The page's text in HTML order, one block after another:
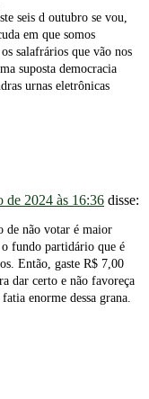
seis d outubro se vou,
em que somos
salafrários que vão nos
suposta democracia
urnas eletrônicas
de 2024 às 16:36 disse:
de não votar é maior
fundo partidário que é
Então, gaste R$ 7,00
dar certo e não favoreça
enorme dessa grana.